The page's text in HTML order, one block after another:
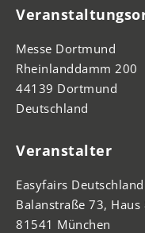
Messe Dortmund
Rheinlanddamm 200
44139 Dortmund
Deutschland
Veranstalter
Easyfairs
Balanstraße 73, Haus
81541 München